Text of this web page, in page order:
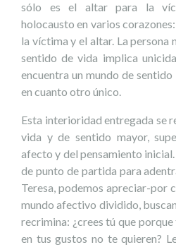
sólo es el altar para la
holocausto en varios
la víctima y el altar. La persona
sentido de vida implica
encuentra un mundo de
en cuanto otro único.
Esta interioridad entregada se
vida y de sentido mayor,
afecto y del pensamiento
de punto de partida para
Teresa, podemos apreciar-por
mundo afectivo dividido,
recrimina: ¿crees tú que
en tus gustos no te quieren?